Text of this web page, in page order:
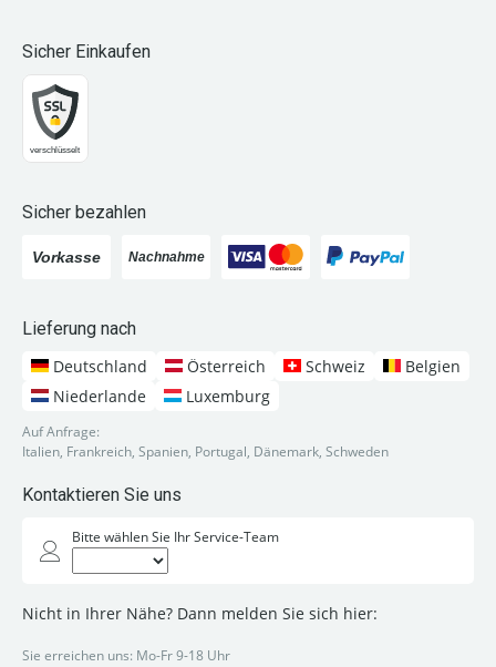
Sicher Einkaufen
Sicher bezahlen
Lieferung nach
Deutschland
Österreich Schweiz
Belgien
Niederlande
Luxemburg
Auf Anfrage:
Italien, Frankreich, Spanien, Portugal, Dänemark, Schweden
Kontaktieren Sie uns
Bitte wählen Sie Ihr Service-Team
Nicht in Ihrer Nähe? Dann melden Sie sich hier:
Sie erreichen uns: Mo-Fr 9-18 Uhr